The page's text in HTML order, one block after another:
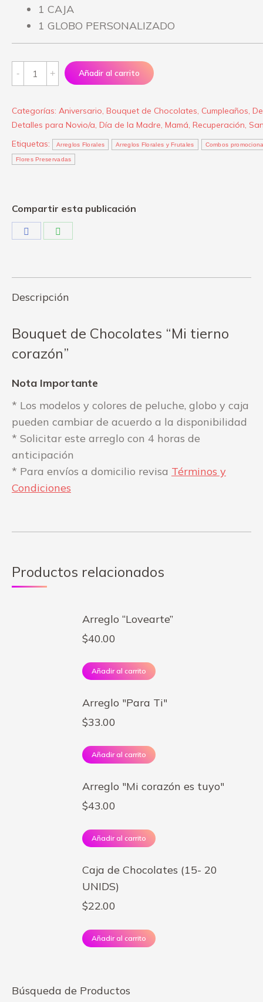
1 CAJA
1 GLOBO PERSONALIZADO
Bouquet
de
“Mi
corazón”
quantity
Añadir al carrito
Categorías: Aniversario, Bouquet de Chocolates, Cumpleaños,
Detalles para Novio/a, Día de la Madre, Mamá, Recuperación,
Etiquetas:
Arreglos Florales Arreglos Florales y Frutales Combos
Flores Preservadas
Compartir esta publicación
Descripción
Bouquet de Chocolates “Mi tierno
corazón”
Nota Importante
* Los modelos y colores de peluche, globo y caja
pueden cambiar de acuerdo a la disponibilidad
* Solicitar este arreglo con 4 horas de
anticipación
* Para envíos a domicilio revisa Términos y
Condiciones
Productos relacionados
Arreglo “Lovearte”
$40.00
Añadir al carrito
Arreglo "Para Ti"
$33.00
Añadir al carrito
Arreglo "Mi corazón es tuyo"
$43.00
Añadir al carrito
Caja de Chocolates (15- 20
UNIDS)
$22.00
Añadir al carrito
Búsqueda de Productos